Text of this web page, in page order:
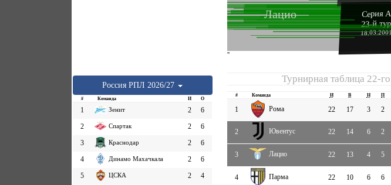
Россия РПЛ 2026/27
# Команда И О
1 Зенит 2
6
2
Спартак 2
6
3
Краснодар 2
6
4
Динамо Махачкала 2
6
5
ЦСКА 2
4
Лацио Серия
23-й тур
''
Турнирная таблица 22-
# Команда И В Н П
1 Рома 22 17 3 2
2 Ювентус 22 14 6 2
3 Лацио 22 13 4 5
4 Парма 22 10 6 6